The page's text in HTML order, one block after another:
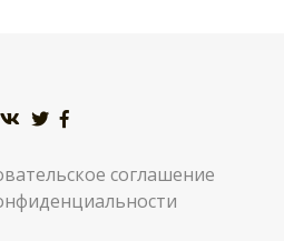
соглашение